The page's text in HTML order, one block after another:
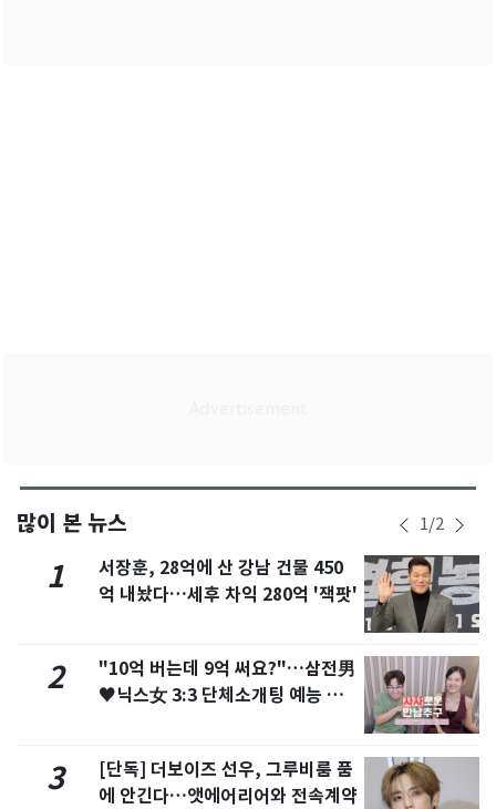
많이 본 뉴스 1/2
1
서장훈, 28억에 산 강남 건물 450
억 내놨다…세후 차익 280억 '잭팟'
2
"10억 버는데 9억 써요?"…삼전男
♥닉스女 3:3 단체소개팅 예능 화
3
[단독] 더보이즈 선우, 그루비룸 품
에 안긴다…앳에어리어와 전속계약